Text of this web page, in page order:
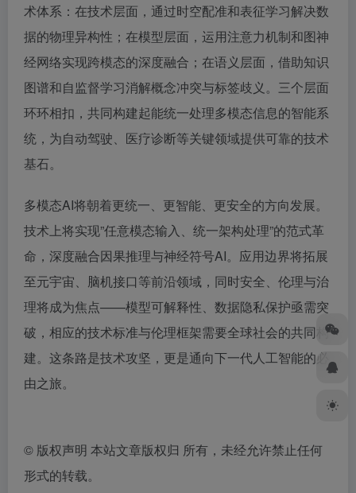
术体系：在技术层面，通过时空配准和表征学习解决数
据的物理异构性；在模型层面，运用注意力机制和图神
经网络实现跨模态的深度融合；在语义层面，借助知识
图谱和自监督学习消解概念冲突与标签歧义。三个层面
环环相扣，共同构建起能统一处理多模态信息的智能系
统，为自动驾驶、医疗诊断等关键领域提供可靠的技术
基石。
多模态AI将朝着更统一、更智能、更安全的方向发展。
技术上将实现”任意模态输入、统一架构处理”的范式革
命，深度融合因果推理与神经符号AI。应用边界将拓展
至元宇宙、脑机接口等前沿领域，同时安全、伦理与治
理将成为焦点——模型可解释性、数据隐私保护亟需突
破，相应的技术标准与伦理框架需要全球社会的共同构
建。这条路是技术攻坚，更是通向下一代人工智能的必
由之旅。
© 版权声明 本站文章版权归 所有，未经允许禁止任何
形式的转载。